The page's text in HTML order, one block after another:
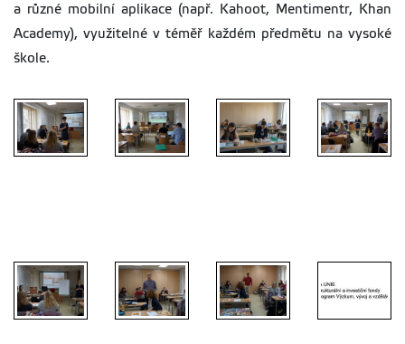
a různé mobilní aplikace (např. Kahoot, Mentimentr, Khan
Academy), využitelné v téměř každém předmětu na vysoké
škole.